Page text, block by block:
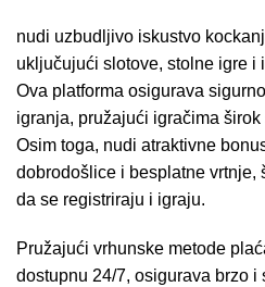
nudi uzbudljivo iskustvo
uključujući slotove, stolne igre i
Ova platforma osigurava
igranja, pružajući igračima
Osim toga, nudi atraktivne
dobrodošlice i besplatne vrtnje,
da se registriraju i igraju.
Pružajući vrhunske metode
dostupnu 24/7, osigurava brzo i